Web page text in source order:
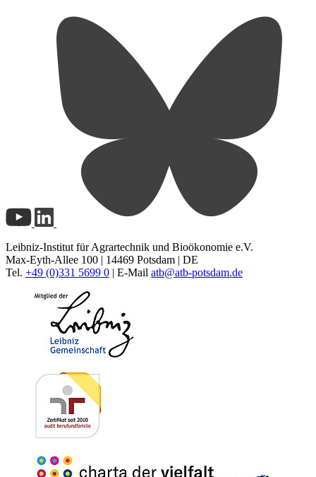
Leibniz-Institut für Agrartechnik und Bioökonomie e.V.
Max-Eyth-Allee 100 | 14469 Potsdam | DE
Tel. +49 (0)331 5699 0 | E-Mail atb@atb-potsdam.de